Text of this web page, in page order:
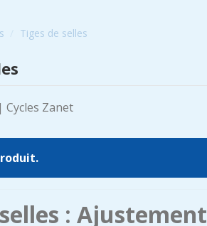
Tiges de selles
selles :